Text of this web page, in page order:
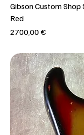
Gibson Custom Shop
Red
Prezzo
2700,00 €